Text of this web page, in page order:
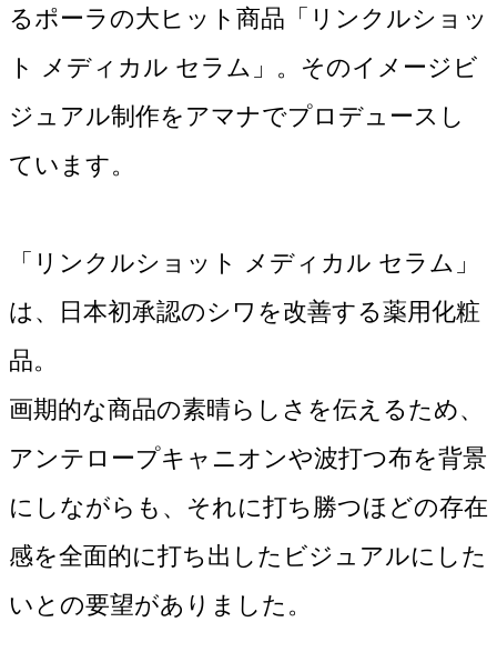
るポーラの大ヒット商品「リンクルショッ
ト メディカル セラム」。そのイメージビ
ジュアル制作をアマナでプロデュースし
ています。
「リンクルショット メディカル セラム」
は、日本初承認のシワを改善する薬用化粧
品。
画期的な商品の素晴らしさを伝えるため、
アンテロープキャニオンや波打つ布を背景
にしながらも、それに打ち勝つほどの存在
感を全面的に打ち出したビジュアルにした
いとの要望がありました。